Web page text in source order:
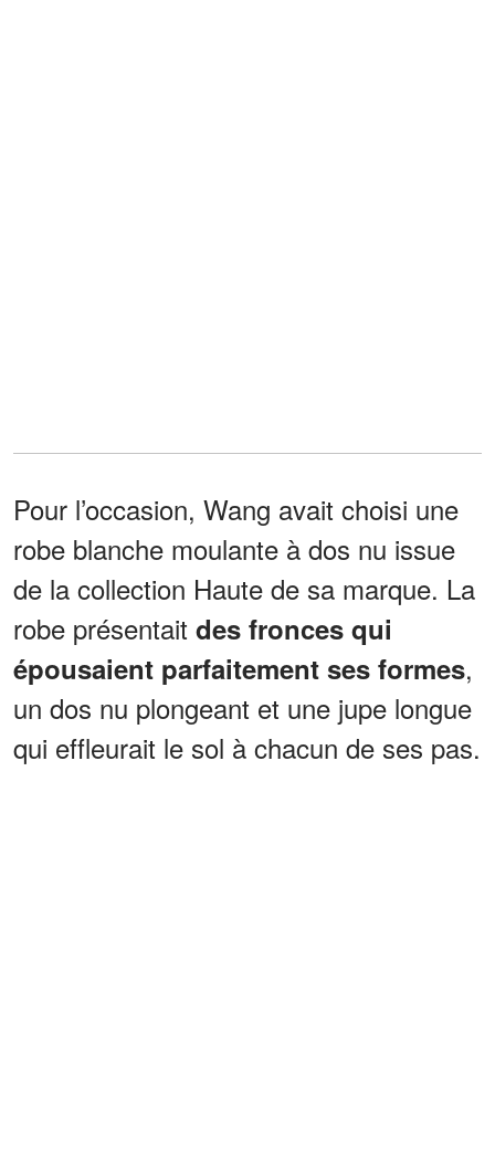
Pour l’occasion, Wang avait choisi une
robe blanche moulante à dos nu issue
de la collection Haute de sa marque. La
robe présentait des fronces qui
épousaient parfaitement ses formes,
un dos nu plongeant et une jupe longue
qui effleurait le sol à chacun de ses pas.